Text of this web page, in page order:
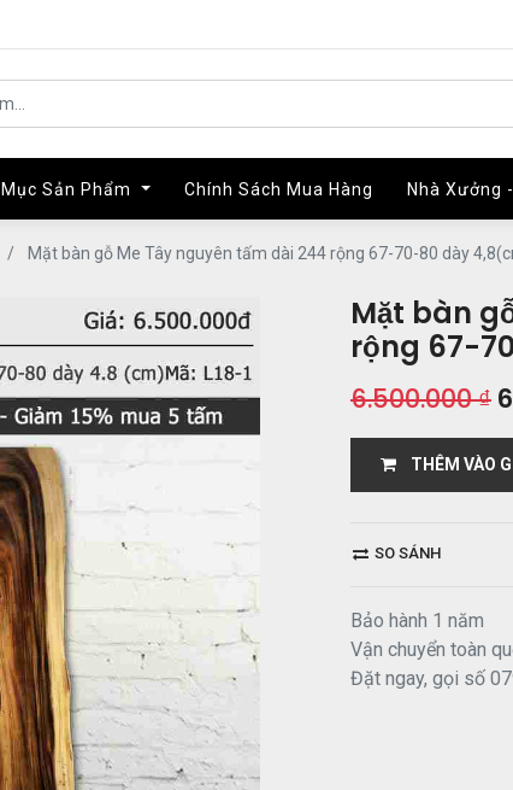
Sản Phẩm Chính Sách Mua Hàng Nhà Xưởng
Sản Phẩm Chính Sách Mua Hàng Nhà Xưởng
Mặt bàn gỗ Me Tây nguyên tấm dài 244 rộng 67-70-80 dày
Mặt bàn
rộng 67-
6.500.000₫
THÊM VÀO
SO SÁNH
Bảo hành 1 năm
Vận chuyển toàn
Đặt ngay, gọi số